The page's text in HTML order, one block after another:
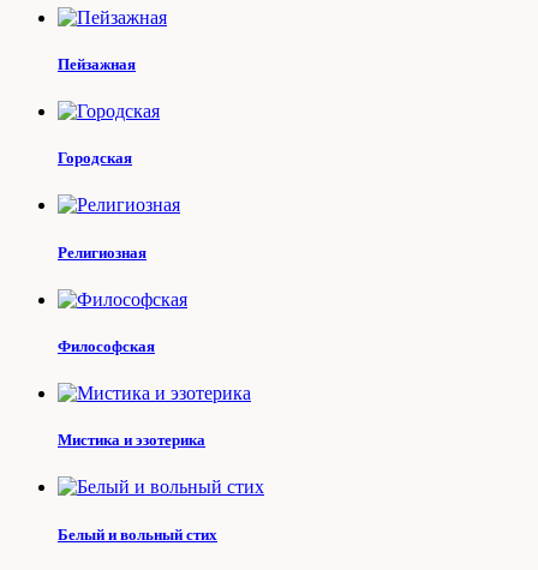
Пейзажная
Городская
Религиозная
Философская
Мистика и эзотерика
Белый и вольный стих